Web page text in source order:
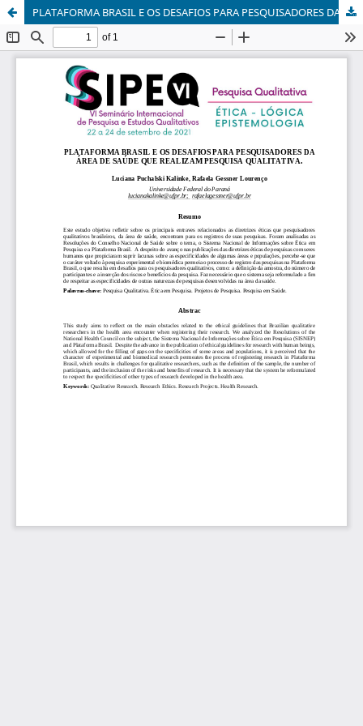
PLATAFORMA BRASIL E OS DESAFIOS PARA PESQUISADORES DA ÁREA DE SAÚDE QUE REALIZAM PESQUISA QUALITATIV